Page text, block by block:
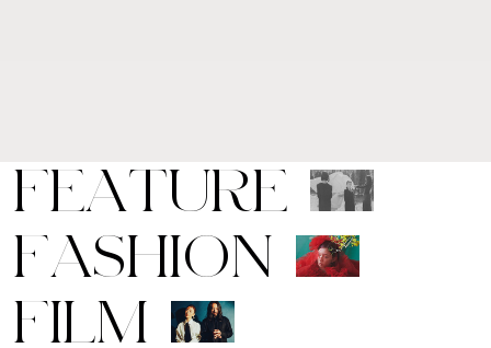
FEATURE
FASHION
FILM